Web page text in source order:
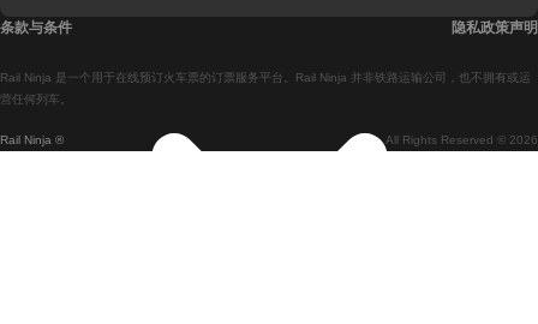
馬德里開往巴塞罗那的列車
Rail Ninja ® All Rights Reserved © 2026
Rail Ninja 是一个用于在线预订火车票的订票服务平台。Rail Ninja 并非铁路运输公司，也不拥有或运
营任何列车。
条款与条件 隐私政策声明